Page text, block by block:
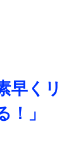
早くリ
」